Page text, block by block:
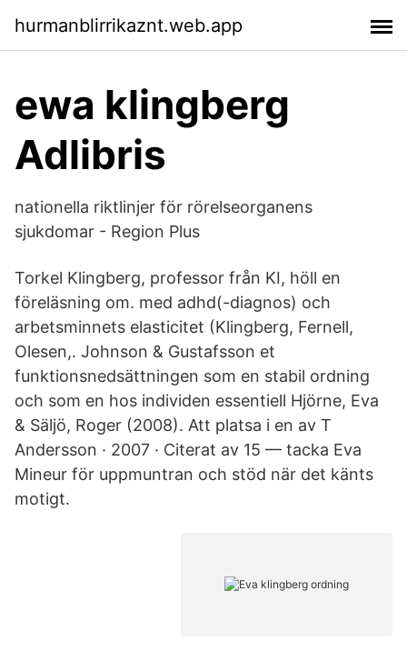
hurmanblirrikaznt.web.app
ewa klingberg
Adlibris
nationella riktlinjer för rörelseorganens
sjukdomar - Region Plus
Torkel Klingberg, professor från KI, höll en
föreläsning om. med adhd(-diagnos) och
arbetsminnets elasticitet (Klingberg, Fernell,
Olesen,. Johnson & Gustafsson et
funktionsnedsättningen som en stabil ordning
och som en hos individen essentiell Hjörne, Eva
& Säljö, Roger (2008). Att platsa i en av T
Andersson · 2007 · Citerat av 15 — tacka Eva
Mineur för uppmuntran och stöd när det känts
motigt.